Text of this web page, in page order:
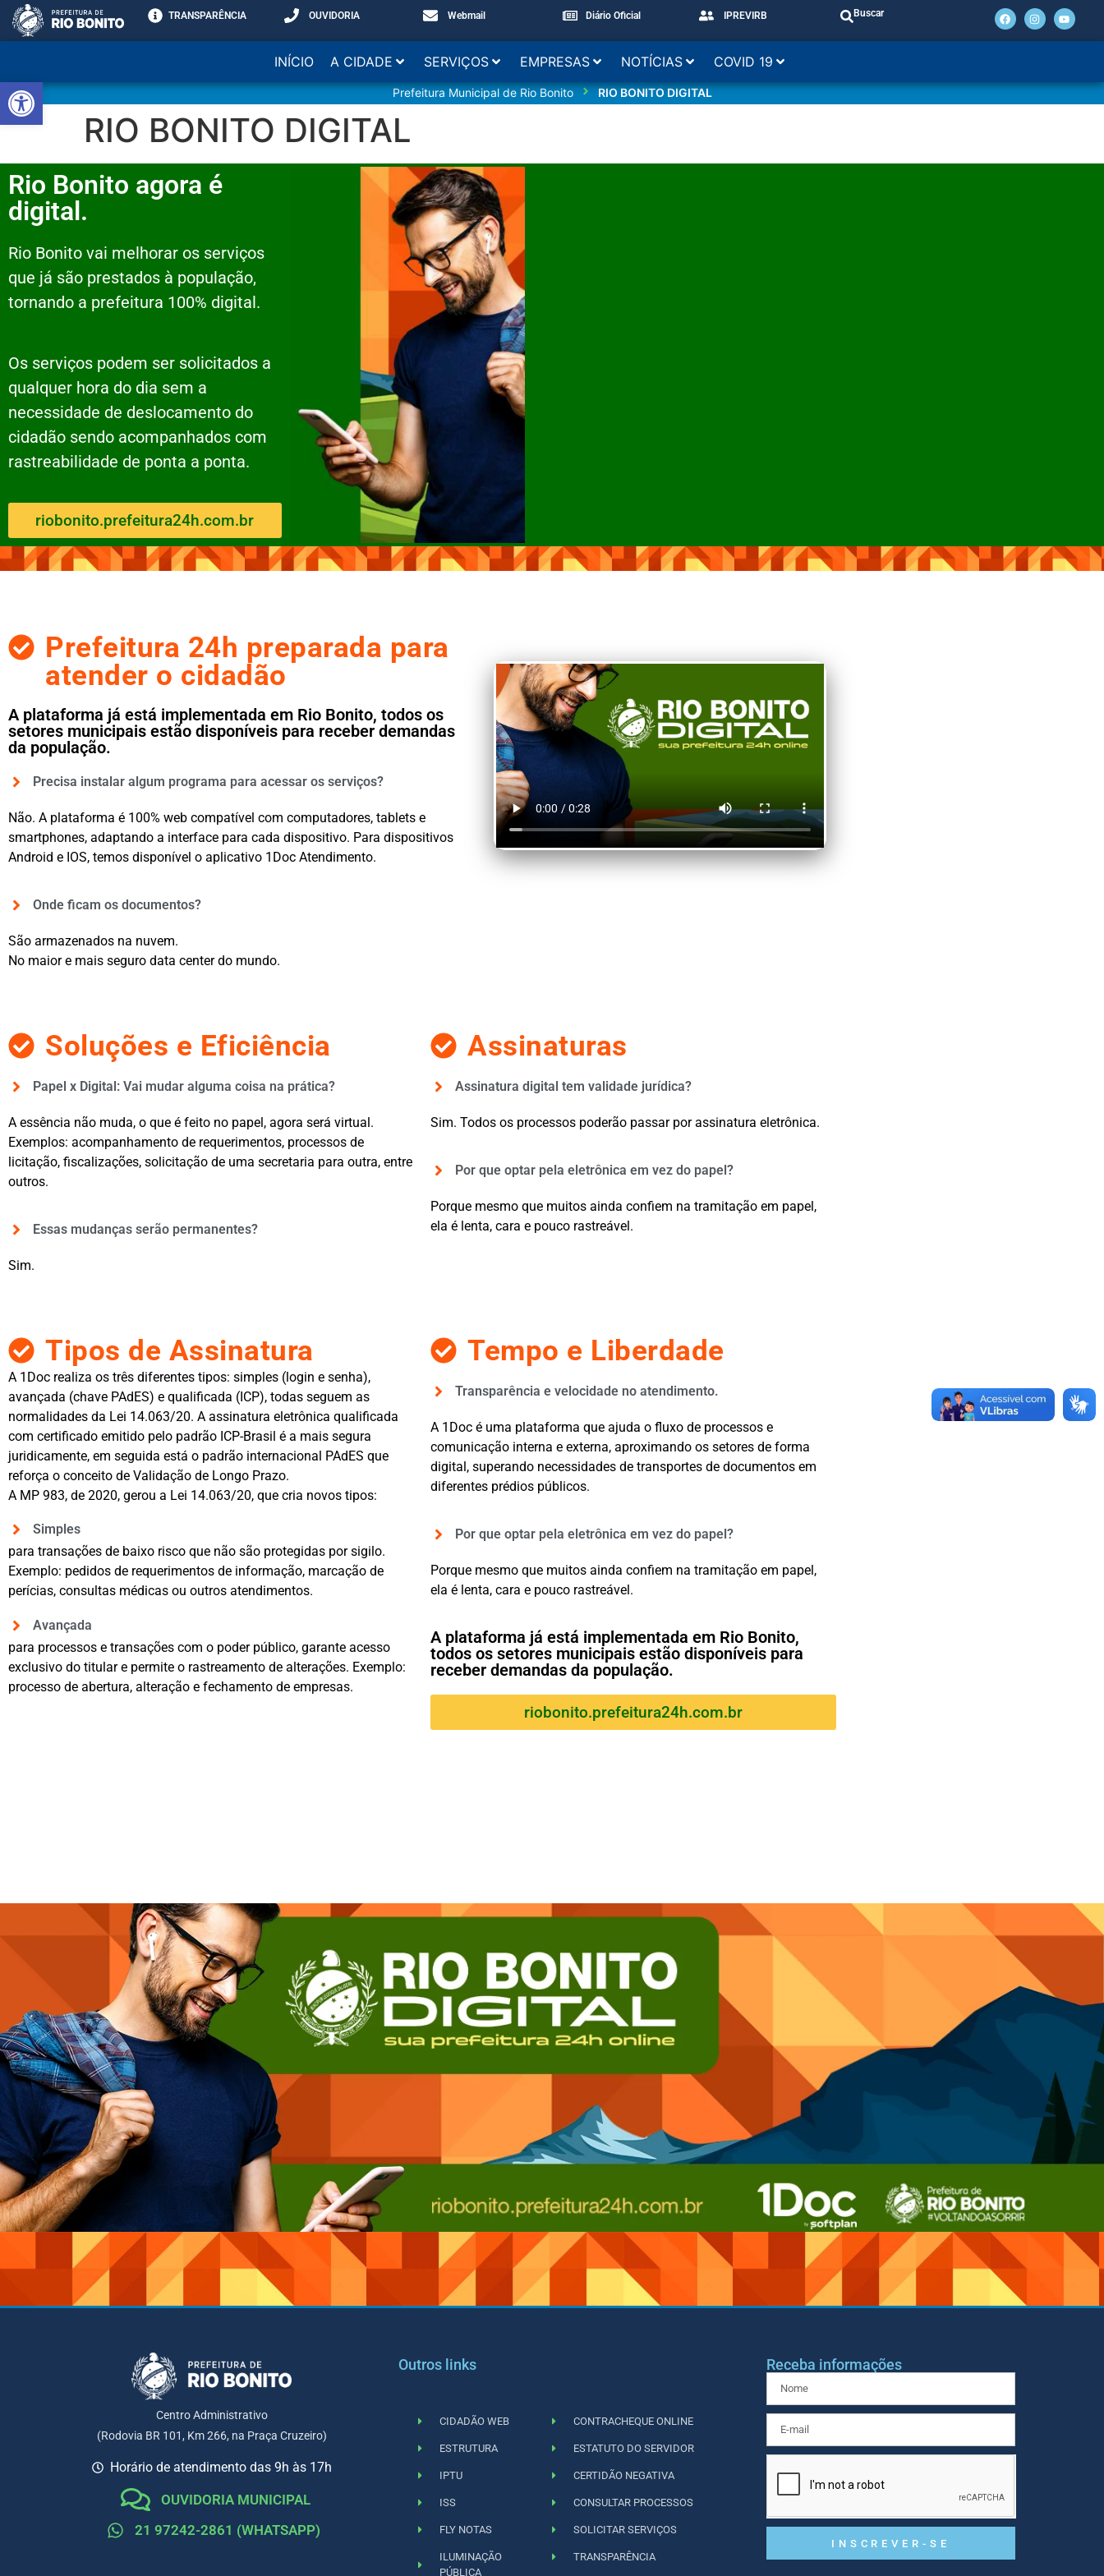
Abrir a barra de ferramentas
TRANSPARÊNCIA OUVIDORIA Webmail Diário Oficial IPREVIRB Buscar
INÍCIO A CIDADE SERVIÇOS EMPRESAS NOTÍCIAS COVID 19
Prefeitura Municipal de Rio Bonito RIO BONITO DIGITAL
RIO BONITO DIGITAL
Rio Bonito agora é
digital.
Rio Bonito vai melhorar os serviços
que já são prestados à população,
tornando a prefeitura 100% digital.
Os serviços podem ser solicitados a
qualquer hora do dia sem a
necessidade de deslocamento do
cidadão sendo acompanhados com
rastreabilidade de ponta a ponta.
riobonito.prefeitura24h.com.br
Prefeitura 24h preparada para
atender o cidadão
A plataforma já está implementada em Rio Bonito, todos os
setores municipais estão disponíveis para receber demandas
da população.
Precisa instalar algum programa para acessar os serviços?
Não. A plataforma é 100% web compatível com computadores, tablets e
smartphones, adaptando a interface para cada dispositivo. Para dispositivos
Android e IOS, temos disponível o aplicativo 1Doc Atendimento.
Onde ficam os documentos?
São armazenados na nuvem.
No maior e mais seguro data center do mundo.
Soluções e Eficiência
Papel x Digital: Vai mudar alguma coisa na prática?
A essência não muda, o que é feito no papel, agora será virtual.
Exemplos: acompanhamento de requerimentos, processos de
licitação, fiscalizações, solicitação de uma secretaria para outra, entre
outros.
Essas mudanças serão permanentes?
Sim.
Assinaturas
Assinatura digital tem validade jurídica?
Sim. Todos os processos poderão passar por assinatura eletrônica.
Por que optar pela eletrônica em vez do papel?
Porque mesmo que muitos ainda confiem na tramitação em papel,
ela é lenta, cara e pouco rastreável.
Tipos de Assinatura
A 1Doc realiza os três diferentes tipos: simples (login e senha),
avançada (chave PAdES) e qualificada (ICP), todas seguem as
normalidades da Lei 14.063/20. A assinatura eletrônica qualificada
com certificado emitido pelo padrão ICP-Brasil é a mais segura
juridicamente, em seguida está o padrão internacional PAdES que
reforça o conceito de Validação de Longo Prazo.
A MP 983, de 2020, gerou a Lei 14.063/20, que cria novos tipos:
Simples
para transações de baixo risco que não são protegidas por sigilo.
Exemplo: pedidos de requerimentos de informação, marcação de
perícias, consultas médicas ou outros atendimentos.
Avançada
para processos e transações com o poder público, garante acesso
exclusivo do titular e permite o rastreamento de alterações. Exemplo:
processo de abertura, alteração e fechamento de empresas.
Tempo e Liberdade
Transparência e velocidade no atendimento.
A 1Doc é uma plataforma que ajuda o fluxo de processos e
comunicação interna e externa, aproximando os setores de forma
digital, superando necessidades de transportes de documentos em
diferentes prédios públicos.
Por que optar pela eletrônica em vez do papel?
Porque mesmo que muitos ainda confiem na tramitação em papel,
ela é lenta, cara e pouco rastreável.
A plataforma já está implementada em Rio Bonito,
todos os setores municipais estão disponíveis para
receber demandas da população.
riobonito.prefeitura24h.com.br
Centro Administrativo
(Rodovia BR 101, Km 266, na Praça Cruzeiro)
Horário de atendimento das 9h às 17h
OUVIDORIA MUNICIPAL
21 97242-2861 (WHATSAPP)
Outros links
CIDADÃO WEB
ESTRUTURA
IPTU
ISS
FLY NOTAS
ILUMINAÇÃO
PÚBLICA
CONTRACHEQUE ONLINE
ESTATUTO DO SERVIDOR
CERTIDÃO NEGATIVA
CONSULTAR PROCESSOS
SOLICITAR SERVIÇOS
TRANSPARÊNCIA
Receba informações
INSCREVER-SE